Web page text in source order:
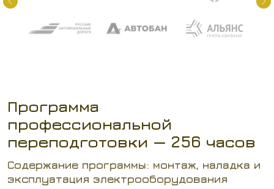
Программа
профессиональной
переподготовки — 256 часов
Содержание программы: монтаж, наладка и
эксплуатация электрооборудования